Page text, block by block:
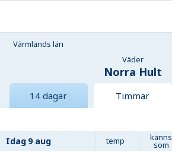
Värmlands län
Väder
Norra Hult
14 dagar Timmar
Idag 9 aug temp känns
som